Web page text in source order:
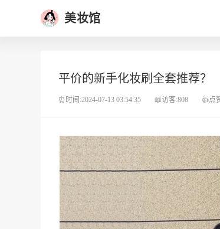
美妆馆
平价的新手化妆刷全套推荐？
⏰时间:2024-07-13 03:54:35 📖访客:808 👍点